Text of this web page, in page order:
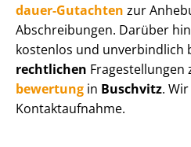
dau­er-Gutachten zur
Abschreibungen. Darüber
kostenlos und unverbindlich
rechtlichen Fragestellungen
be­wer­tung in Buschvitz.
Kontaktaufnahme.